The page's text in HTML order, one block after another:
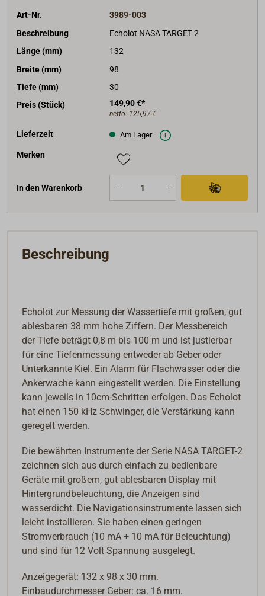
Art-Nr.
3989-003
Beschreibung
Echolot NASA TARGET 2
Länge (mm)
132
Breite (mm)
98
Tiefe (mm)
30
Preis (Stück)
149,90 €*
netto: 125,97 €
Lieferzeit Am Lager
Merken
In den Warenkorb
Beschreibung
Echolot zur Messung der Wassertiefe mit großen, gut
ablesbaren 38 mm hohe Ziffern. Der Messbereich
der Tiefe beträgt 0,8 m bis 100 m und ist justierbar
für eine Tiefenmessung entweder ab Geber oder
Unterkannte Kiel. Ein Alarm für Flachwasser oder die
Ankerwache kann eingestellt werden. Die Einstellung
kann jeweils in 10cm-Schritten erfolgen. Das Echolot
hat einen 150 kHz Schwinger, die Verstärkung kann
geregelt werden.
Die bewährten Instrumente der Serie NASA TARGET-2
zeichnen sich aus durch einfach zu bedienbare
Geräte mit großem, gut ablesbaren Display mit
Hintergrundbeleuchtung, die Anzeigen sind
wasserdicht. Die Navigationsinstrumente lassen sich
leicht installieren. Sie haben einen geringen
Stromverbrauch (10 mA + 10 mA für Beleuchtung)
und sind für 12 Volt Spannung ausgelegt.
Anzeigegerät: 132 x 98 x 30 mm.
Einbaudurchmesser Geber: ca. 16 mm.